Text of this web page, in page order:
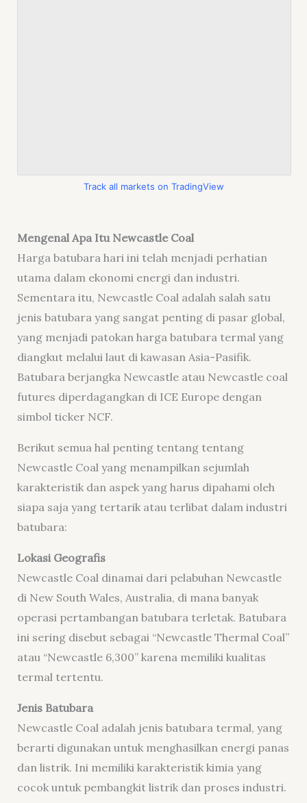
Track all markets on TradingView
Mengenal Apa Itu Newcastle Coal
Harga batubara hari ini telah menjadi perhatian
utama dalam ekonomi energi dan industri.
Sementara itu, Newcastle Coal adalah salah satu
jenis batubara yang sangat penting di pasar global,
yang menjadi patokan harga batubara termal yang
diangkut melalui laut di kawasan Asia-Pasifik.
Batubara berjangka Newcastle atau Newcastle coal
futures diperdagangkan di ICE Europe dengan
simbol ticker NCF.
Berikut semua hal penting tentang tentang
Newcastle Coal yang menampilkan sejumlah
karakteristik dan aspek yang harus dipahami oleh
siapa saja yang tertarik atau terlibat dalam industri
batubara:
Lokasi Geografis
Newcastle Coal dinamai dari pelabuhan Newcastle
di New South Wales, Australia, di mana banyak
operasi pertambangan batubara terletak. Batubara
ini sering disebut sebagai “Newcastle Thermal Coal”
atau “Newcastle 6,300” karena memiliki kualitas
termal tertentu.
Jenis Batubara
Newcastle Coal adalah jenis batubara termal, yang
berarti digunakan untuk menghasilkan energi panas
dan listrik. Ini memiliki karakteristik kimia yang
cocok untuk pembangkit listrik dan proses industri.